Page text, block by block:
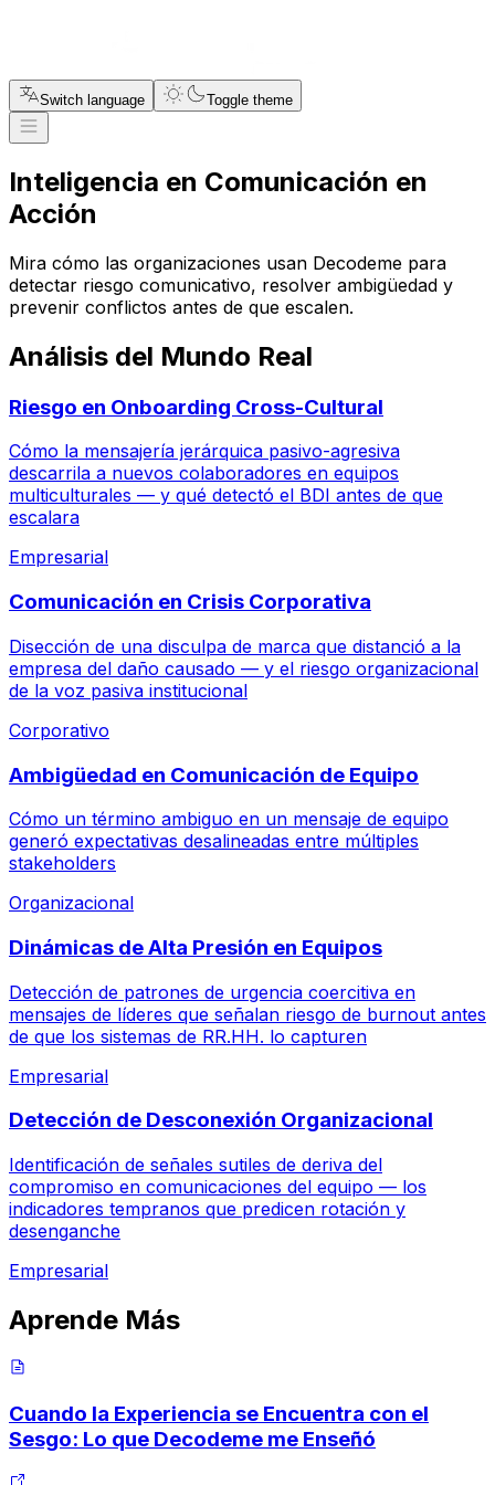
Switch language Toggle theme
Inteligencia en Comunicación en
Acción
Mira cómo las organizaciones usan Decodeme para
detectar riesgo comunicativo, resolver ambigüedad y
prevenir conflictos antes de que escalen.
Análisis del Mundo Real
Riesgo en Onboarding Cross-Cultural
Cómo la mensajería jerárquica pasivo-agresiva
descarrila a nuevos colaboradores en equipos
multiculturales — y qué detectó el BDI antes de que
escalara
Empresarial
Comunicación en Crisis Corporativa
Disección de una disculpa de marca que distanció a la
empresa del daño causado — y el riesgo organizacional
de la voz pasiva institucional
Corporativo
Ambigüedad en Comunicación de Equipo
Cómo un término ambiguo en un mensaje de equipo
generó expectativas desalineadas entre múltiples
stakeholders
Organizacional
Dinámicas de Alta Presión en Equipos
Detección de patrones de urgencia coercitiva en
mensajes de líderes que señalan riesgo de burnout antes
de que los sistemas de RR.HH. lo capturen
Empresarial
Detección de Desconexión Organizacional
Identificación de señales sutiles de deriva del
compromiso en comunicaciones del equipo — los
indicadores tempranos que predicen rotación y
desenganche
Empresarial
Aprende Más
Cuando la Experiencia se Encuentra con el
Sesgo: Lo que Decodeme me Enseñó